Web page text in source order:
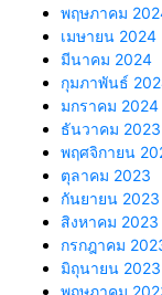
พฤษภาคม
เมษายน 2024
มีนาคม 2024
กุมภาพันธ์
มกราคม 2024
ธันวาคม 2023
พฤศจิกายน
ตุลาคม 2023
กันยายน 2023
สิงหาคม 2023
กรกฎาคม
มิถุนายน 2023
พฤษภาคม